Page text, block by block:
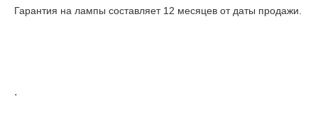
Гарантия на лампы составляет 12 месяцев от даты продажи.
.